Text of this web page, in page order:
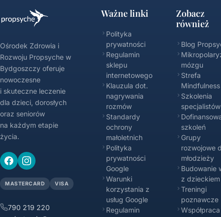
Ośrodek Zdrowia i
Rozwoju Propsyche w
Bydgoszczy oferuje
nowoczesne
i skuteczne leczenie
dla dzieci, dorosłych
oraz seniorów
na każdym etapie
życia.
MASTERCARD VISA
790 219 220
Ważne linki
Polityka
prywatności
Regulamin
sklepu
internetowego
Klauzula dot.
nagrywania
rozmów
Standardy
ochrony
małoletnich
Polityka
prywatności
Google
Warunki
korzystania z
usług Google
Regulamin
Zobacz
również
Blog
mózgu
Strefa
Mindfulness
Szkolenia
specjalistów
szkoleń
Grupy
rozwojowe
młodzieży
Budowanie
z dzieckiem
Treningi
poznawcze
Współpraca